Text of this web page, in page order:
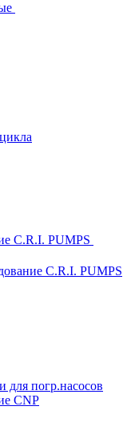
C.R.I. PUMPS
C.R.I. PUMPS
для погр.насосов
CNP